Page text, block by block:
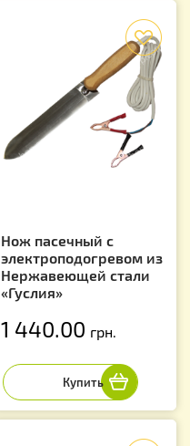
Нож пасечный с
электроподогревом из
Нержавеющей стали
«Гуслия»
1 440.00 грн.